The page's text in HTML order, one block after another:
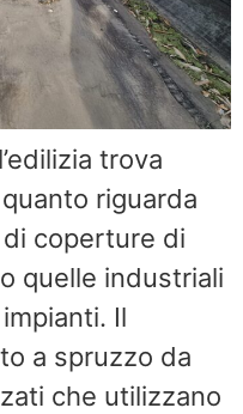
trova
riguarda
di coperture di
quelle industriali
Il
a spruzzo da
che utilizzano